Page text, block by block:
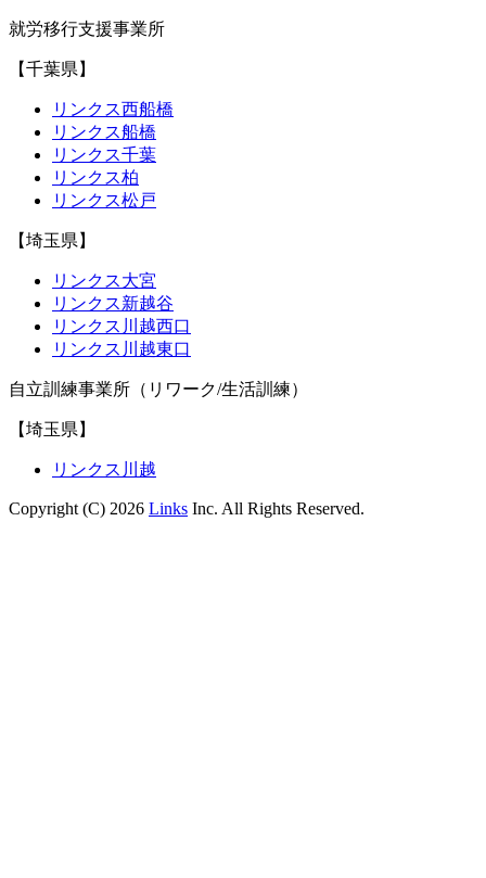
就労移行支援事業所
【千葉県】
リンクス西船橋
リンクス船橋
リンクス千葉
リンクス柏
リンクス松戸
【埼玉県】
リンクス大宮
リンクス新越谷
リンクス川越西口
リンクス川越東口
自立訓練事業所（リワーク/生活訓練）
【埼玉県】
リンクス川越
Copyright (C) 2026 Links Inc. All Rights Reserved.